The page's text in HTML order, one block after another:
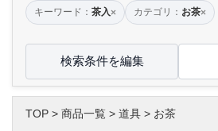
キーワード： 茶入× カテゴリ： お茶×
検索条件を編集
TOP > 商品一覧 > 道具 > お茶